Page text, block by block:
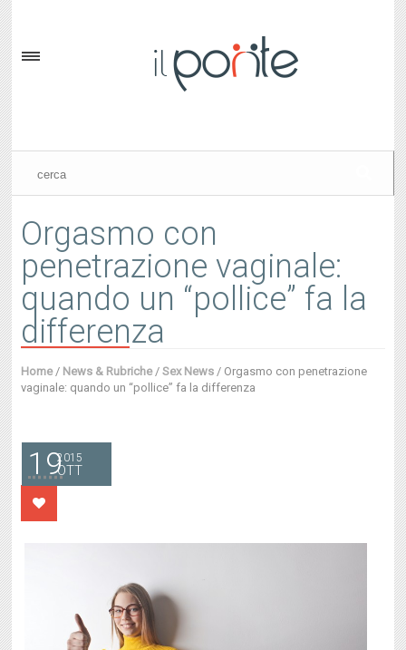
Orgasmo con
penetrazione vaginale:
quando un “pollice” fa la
differenza
Home / News & Rubriche /Sex News / Orgasmo con penetrazione
vaginale: quando un “pollice” fa la differenza
192015
OTT